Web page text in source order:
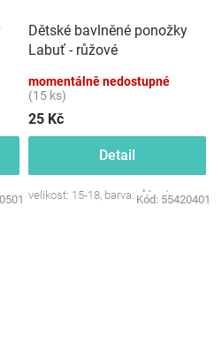
Dětské bavlněné ponožky
Labuť - růžové
momentálně nedostupné
(15 ks)
25 Kč
Detail
velikost: 15-18, barva: růžová
Kód: 55420401